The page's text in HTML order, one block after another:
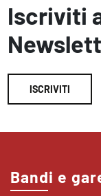
Iscriviti
ISCRIVITI
Bandi e